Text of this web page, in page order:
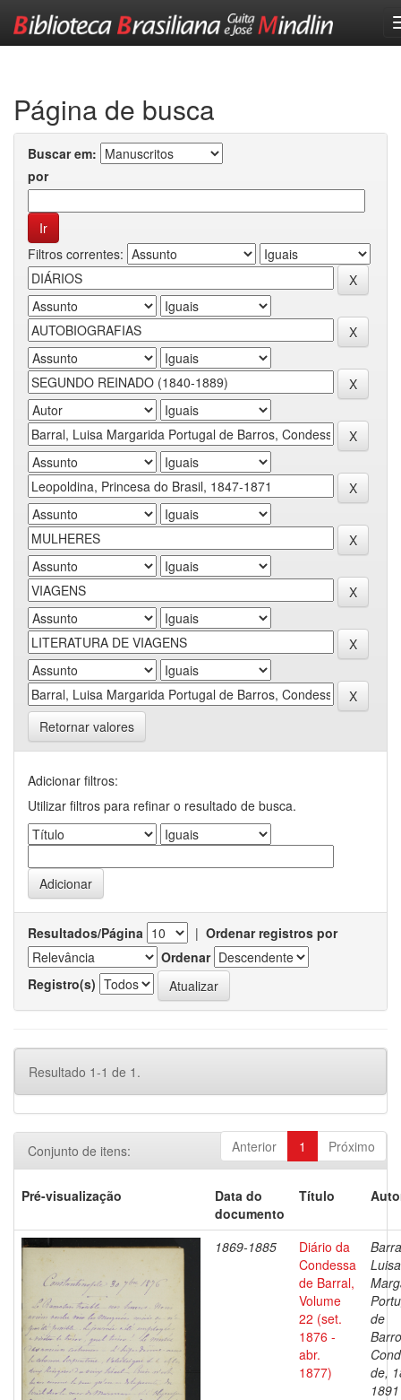
Página de busca
Buscar em:
por
Filtros correntes:
Retornar valores
Adicionar filtros:
Utilizar filtros para refinar o resultado de busca.
Resultados/Página | Ordenar registros por
Ordenar
Registro(s)
Resultado 1-1 de 1.
Anterior 1 Próximo
Conjunto de itens:
Pré-visualização
Data do
documento
Título
1869-1885
Diário da
Condessa
de Barral,
Volume
22 (set.
1876 -
abr.
1877)
Luisa
de
de,
1891